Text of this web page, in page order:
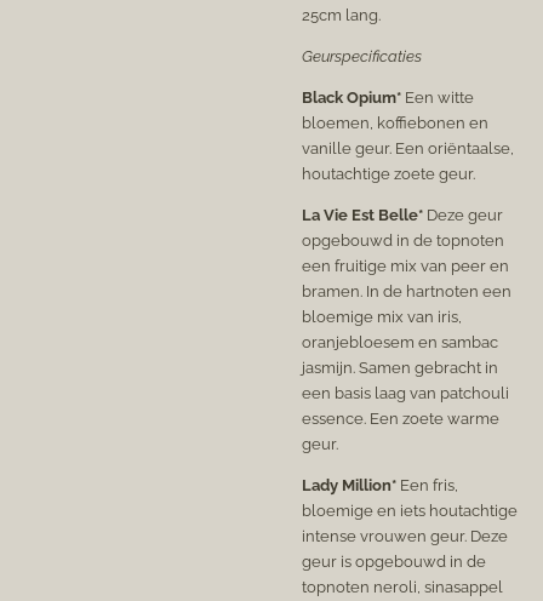
25cm lang.
Geurspecificaties
Black Opium* Een witte
bloemen, koffiebonen en
vanille geur. Een oriëntaalse,
houtachtige zoete geur.
La Vie Est Belle* Deze geur
opgebouwd in de topnoten
een fruitige mix van peer en
bramen. In de hartnoten een
bloemige mix van iris,
oranjebloesem en sambac
jasmijn. Samen gebracht in
een basis laag van patchouli
essence. Een zoete warme
geur.
Lady Million* Een fris,
bloemige en iets houtachtige
intense vrouwen geur. Deze
geur is opgebouwd in de
topnoten neroli, sinasappel